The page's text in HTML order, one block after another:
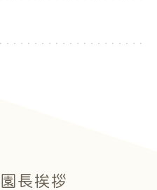
長挨拶